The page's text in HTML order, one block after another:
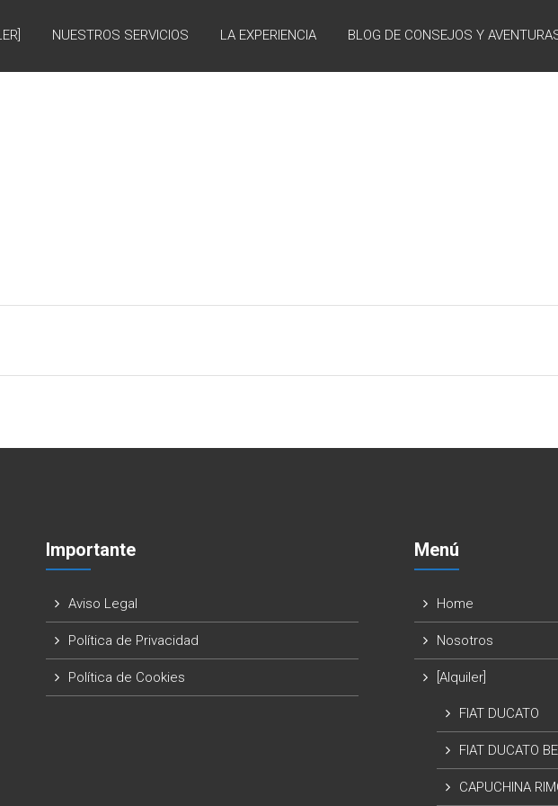
NUESTROS SERVICIOS LA EXPERIENCIA BLOG DE CONSEJOS Y
Importante
Aviso Legal
Política de Privacidad
Política de Cookies
Menú
Home
Nosotros
[Alquiler]
FIAT DUCATO
FIAT DUCATO
CAPUCHINA